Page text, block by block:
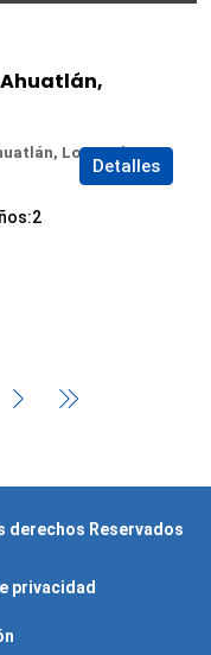
Ahuatlán,
Lomas de
2
Detalles
derechos Reservados
privacidad